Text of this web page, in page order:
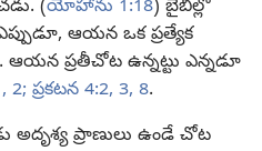
(యోహాను 1:18) బైబిల్లో
ఆయన ఒక ప్రత్యేక
ఆయన ప్రతీచోట ఉన్నట్టు ఎన్నడూ
2; ప్రకటన 4:2, 3, 8.
అదృశ్య ప్రాణులు ఉండే చోట